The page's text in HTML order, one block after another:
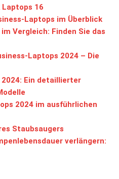
Laptops 16
Laptops im Überblick
Vergleich: Finden Sie das
Laptops 2024 – Die
Ein detaillierter
2024 im ausführlichen
Staubsaugers
verlängern: